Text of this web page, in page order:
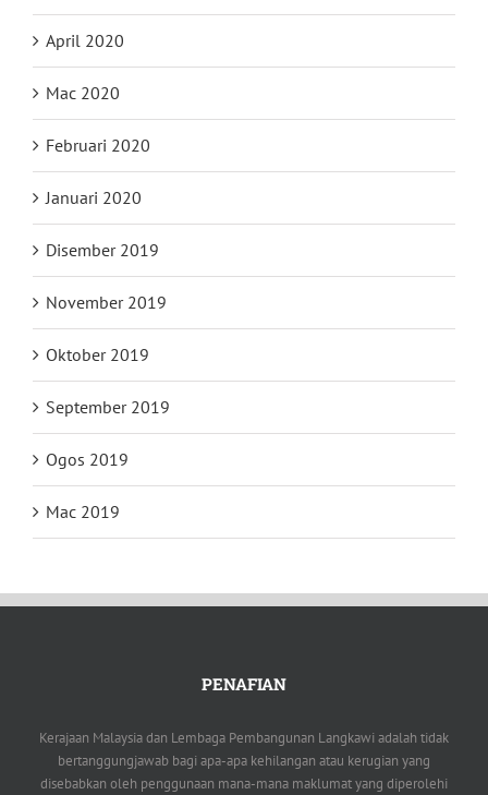
April 2020
Mac 2020
Februari 2020
Januari 2020
Disember 2019
November 2019
Oktober 2019
September 2019
Ogos 2019
Mac 2019
PENAFIAN
Kerajaan Malaysia dan Lembaga Pembangunan Langkawi adalah tidak
bertanggungjawab bagi apa-apa kehilangan atau kerugian yang
disebabkan oleh penggunaan mana-mana maklumat yang diperolehi